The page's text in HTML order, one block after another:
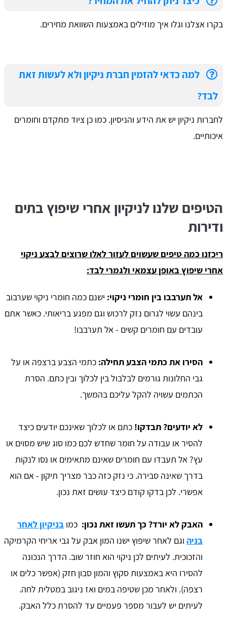
בקרו אצלנו וגלו איך מוזילים באמצעות השוואת מחירים.
למה כדאי להזמין חברת ניקיון ולא לעשות זאת
לבד?
לחברות ניקיון יש את הידע והניסיון. כמו כן ציוד מתקדם וחומרים
איכותיים.
הטיפים שלנו לניקיון אחרי שיפוץ בתים
ודירות
ריכזנו כמה טיפים שעשוים לעזור לאלו שרוצים לבצע ניקוי
אחרי שיפוץ באופן עצמאי ולגמרי לבד:
אל תערבבו בין חומרי ניקוי: ישנם כמה חומרי ניקוי שערבוב
בינהם עשוי לגרום נזק לרכוש וגם מפגע בריאותי. כאשר אתם
עובדים עם חומרים קשים - אל תערבבו!
הסירו את כתמי הצבע תחילה: כתמי הצבע ברצפה או על
גבי החלונות גורמים לבלבול בין לכלוך ובין כתם. הסרת
הכתמים עשויה להקל עליכם בהמשך.
לא יודעים? תבדקו! כתם או לכלוך שאינכם יודעים כיצד
להסיר או עבודה על חומר שחדש לכם כמו סוג שיש מסוים או
עץ? אל תעבדו עם חומרים שאינם מתאימים או נסו לנקות
בדרך שאינה סבירה. כי נזק כזה כבר מצריך תיקון - אם הוא
אפשרי. לכן בדקו קודם כיצד עושים זאת נכון.
האבק לא יורד? כך תעשו זאת נכון: כמו בניקיון לאחר
בניה וגם לאחר שיפוץ ישנו המון אבק על גבי אריחי הקרמיקה
והזכוכית. לעיתים לכן ניקוי הוא חוזר שוב. הדרך הנכונה
להסירו היא באמצעות סקוץ והמון סבון חזק (אפשר כלים או
רצפה). ולאחר מכן שטיפה במים ואז ניגוב במטלית לחה.
לעיתים יש לעבור מספר פעמיים עד להסרת כלל האבק.